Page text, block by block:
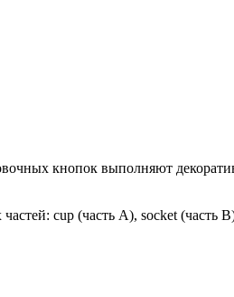
кнопок выполняют
cup (часть А), socket (часть